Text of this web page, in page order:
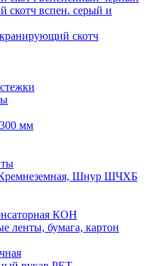
скотч вспен. серый и
скотч
мм
Шнур ШЧХБ
КОН
ленты, бумага, картон